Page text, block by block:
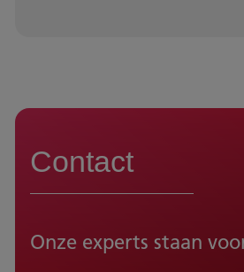
Contact
Onze experts staan